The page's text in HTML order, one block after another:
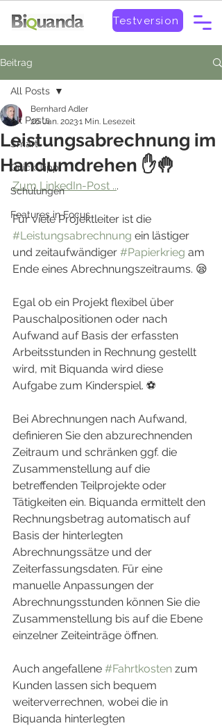
Testversion
Beitrag
All Posts
Smart
Quick-Tipp
Schulungen
Features in Focus
All Posts
Leistungsabrechnung im
Handumdrehen ✋🤚
Bernhard Adler
26. Jan. 20231 Min. Lesezeit
Zum LinkedIn-Post ...
Für viele Projektleiter ist die
#Leistungsabrechnung ein lästiger
und zeitaufwändiger #Papierkrieg am
Ende eines Abrechnungszeitraums. 😪
Egal ob ein Projekt flexibel über
Pauschalpositionen oder nach
Aufwand auf Basis der erfassten
Arbeitsstunden in Rechnung gestellt
wird, mit Biquanda wird diese
Aufgabe zum Kinderspiel. ⚽
Bei Abrechnungen nach Aufwand,
definieren Sie den abzurechnenden
Zeitraum und schränken ggf. die
Zusammenstellung auf die
betreffenden Teilprojekte oder
Tätigkeiten ein. Biquanda ermittelt den
Rechnungsbetrag automatisch auf
Basis der hinterlegten
Abrechnungssätze und der
Zeiterfassungsdaten. Für eine
manuelle Anpassungen der
Abrechnungsstunden können Sie die
Zusammenstellung bis auf die Ebene
einzelner Zeiteinträge öffnen.
Auch angefallene #Fahrtkosten zum
Kunden lassen sich bequem
weiterverrechnen, wobei die in
Biquanda hinterlegten